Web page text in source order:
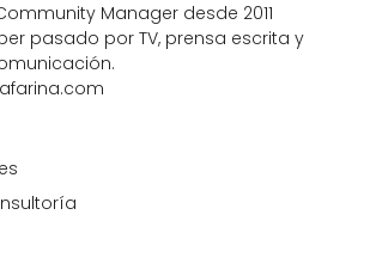
Manager desde 2011
pasado por TV, prensa escrita y